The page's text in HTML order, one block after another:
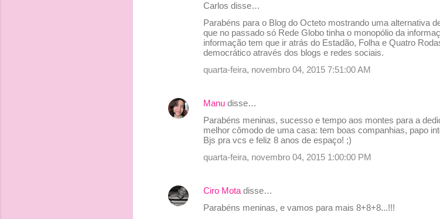
á
Carlos disse…
Parabéns para o Blog do Octeto mostrando uma alternativa
que no passado só Rede Globo tinha o monopólio da
informação tem que ir atrás do Estadão, Folha e Quatro
democrático através dos blogs e redes sociais.
quarta-feira, novembro 04, 2015 7:51:00 AM
Manu disse…
Parabéns meninas, sucesso e tempo aos montes para a
melhor cômodo de uma casa: tem boas companhias, papo
Bjs pra vcs e feliz 8 anos de espaço! ;)
quarta-feira, novembro 04, 2015 1:00:00 PM
Ciro Mota disse…
Parabéns meninas, e vamos para mais 8+8+8...!!!